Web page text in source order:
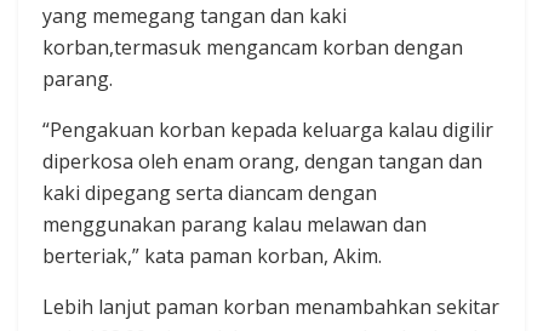
yang memegang tangan dan kaki
korban,termasuk mengancam korban dengan
parang.
“Pengakuan korban kepada keluarga kalau digilir
diperkosa oleh enam orang, dengan tangan dan
kaki dipegang serta diancam dengan
menggunakan parang kalau melawan dan
berteriak,” kata paman korban, Akim.
Lebih lanjut paman korban menambahkan sekitar